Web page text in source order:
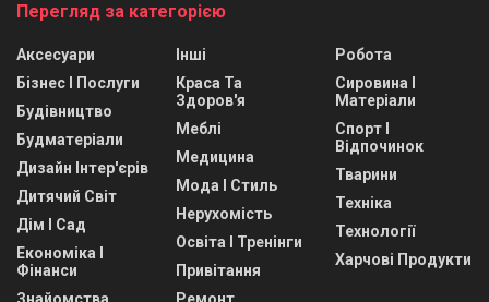
Перегляд за категорією
Аксесуари
Бізнес І Послуги
Будівництво
Будматеріали
Дизайн Інтер'єрів
Дитячий Світ
Дім І Сад
Економіка І
Фінанси
Інші
Краса Та
Здоров'я
Меблі
Медицина
Мода І Стиль
Нерухомість
Освіта І Тренінги
Привітання
Робота
Сировина І
Матеріали
Спорт І
Відпочинок
Тварини
Техніка
Технології
Харчові Продукти